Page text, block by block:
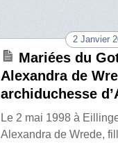
2 Janvier
Mariées du
Alexandra de
archiduchesse
Le 2 mai 1998 à
Alexandra de Wrede,